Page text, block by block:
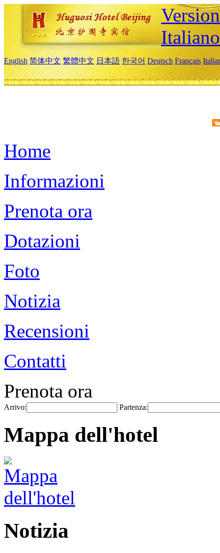
Italiano
English 简体中文 繁體中文 日本語 한국어 Deutsch Français
Home
Informazioni
Prenota ora
Dotazioni
Foto
Notizia
Recensioni
Contatti
Prenota ora
Arrivo: Partenza:
Mappa dell'hotel
Notizia